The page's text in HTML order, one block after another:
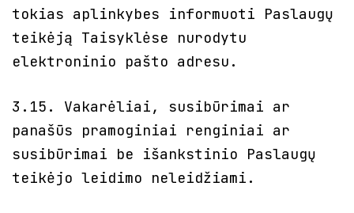
tokias aplinkybes informuoti Paslaugų
teikėją Taisyklėse nurodytu
elektroninio pašto adresu.
3.15. Vakarėliai, susibūrimai ar
panašūs pramoginiai renginiai ar
susibūrimai be išankstinio Paslaugų
teikėjo leidimo neleidžiami.